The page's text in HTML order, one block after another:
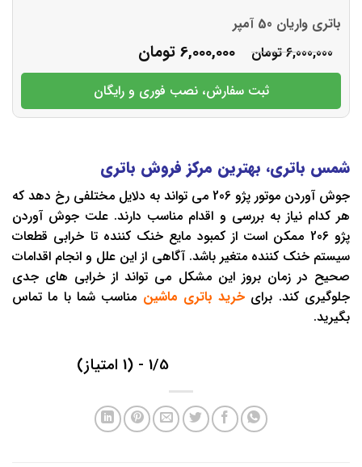
باتری واریان 50 آمپر
6,000,000 تومان 6,000,000 تومان
ثبت سفارش، نصب فوری و رایگان
شمس باتری، بهترین مرکز فروش باتری
جوش آوردن موتور پژو 206 می تواند به دلایل مختلفی رخ دهد که
هر کدام نیاز به بررسی و اقدام مناسب دارند. علت جوش آوردن
پژو 206 ممکن است از کمبود مایع خنک ‌کننده تا خرابی قطعات
سیستم خنک ‌کننده متغیر باشد. آگاهی از این علل و انجام اقدامات
صحیح در زمان بروز این مشکل می تواند از خرابی های جدی
جلوگیری کند. برای خرید باتری ماشین مناسب شما با ما تماس
بگیرید.
1/5 - (1 امتیاز)